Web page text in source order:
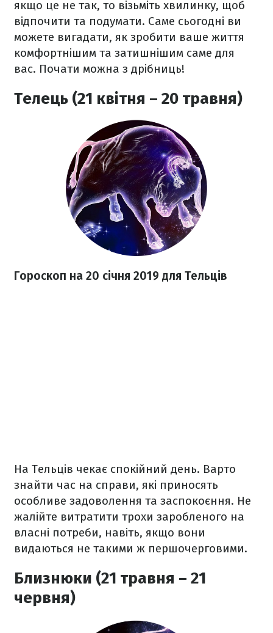
якщо це не так, то візьміть хвилинку, щоб
відпочити та подумати. Саме сьогодні ви
можете вигадати, як зробити ваше життя
комфортнішим та затишнішим саме для
вас. Почати можна з дрібниць!
Телець (21 квітня – 20 травня)
Гороскоп на 20 січня 2019 для Тельців
На Тельців чекає спокійний день. Варто
знайти час на справи, які приносять
особливе задоволення та заспокоєння. Не
жалійте витратити трохи заробленого на
власні потреби, навіть, якщо вони
видаються не такими ж першочерговими.
Близнюки (21 травня – 21
червня)